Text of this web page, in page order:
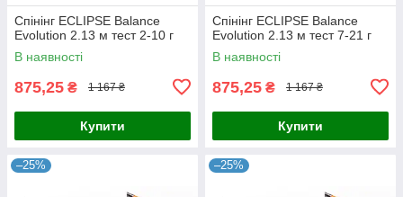
Спінінг ECLIPSE Balance
Evolution 2.13 м тест 2-10 г
В наявності
875,25 ₴ 1 167 ₴
Купити
Спінінг ECLIPSE Balance
Evolution 2.13 м тест 7-21 г
В наявності
875,25 ₴ 1 167 ₴
Купити
–25% –25%